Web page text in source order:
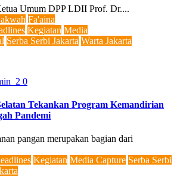
Umum DPP LDII Prof. Dr....
Fa'aina
Kegiatan Media
Serba Serbi Jakarta Warta Jakarta
0
Tekankan Program Kemandirian
Pandemi
pangan merupakan bagian dari
Kegiatan Media Capture Serba Serbi